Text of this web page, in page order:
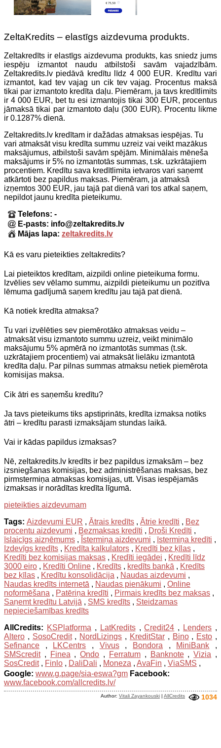
ZeltaKredits – elastīgs aizdevuma produkts.
Zeltakredīts ir elastīgs aizdevuma produkts, kas sniedz jums
iespēju izmantot naudu atbilstoši savām vajadzībām.
Zeltakredits.lv piedāvā kredītu līdz 4 000 EUR. Kredītu vari
izmantot, kad tev vajag un cik tev vajag. Procentus maksā
tikai par izmantoto kredīta daļu. Piemēram, ja tavs kredītlimits
ir 4 000 EUR, bet tu esi izmantojis tikai 300 EUR, procentus
jāmaksā tikai par izmantoto daļu (300 EUR). Procentu likme
ir 0.1287% dienā.
Zeltakredits.lv kredītam ir dažādas atmaksas iespējas. Tu
vari atmaksāt visu kredīta summu uzreiz vai veikt mazākus
maksājumus, atbilstoši savām spējām. Minimālais mēneša
maksājums ir 5% no izmantotās summas, t.sk. uzkrātajiem
procentiem. Kredītu sava kredītlimita ietvaros vari saņemt
atkārtoti bez papildus maksas. Piemēram, ja atmaksā
izņemtos 300 EUR, jau tajā pat dienā vari tos atkal saņem,
nepildot jaunu kredīta pieteikumu.
Telefons: -
E-pasts: info@zeltakredits.lv
Mājas lapa: zeltakredits.lv
Kā es varu pieteikties zeltakredits?
Lai pieteiktos kredītam, aizpildi online pieteikuma formu.
Izvēlies sev vēlamo summu, aizpildi pieteikumu un pozitīva
lēmuma gadījumā saņem kredītu jau tajā pat dienā.
Kā notiek kredīta atmaksa?
Tu vari izvēlēties sev piemērotāko atmaksas veidu –
atmaksāt visu izmantoto summu uzreiz, veikt minimālo
maksājumu 5% apmērā no izmantotās summas (t.sk.
uzkrātajiem procentiem) vai atmaksāt lielāku izmantotā
kredīta daļu. Par pilnas summas atmaksu netiek piemērota
komisijas maksa.
Cik ātri es saņemšu kredītu?
Ja tavs pieteikums tiks apstiprināts, kredīta izmaksa notiks
ātri – kredītu parasti izmaksājam stundas laikā.
Vai ir kādas papildus izmaksas?
Nē, zeltakredits.lv kredīts ir bez papildus izmaksām – bez
izsniegšanas komisijas, bez administrēšanas maksas, bez
pirmstermiņa atmaksas komisijas, utt. Visas iespējamās
izmaksas ir norādītas kredīta līgumā.
pieteikties aizdevumam
Tags: Aizdevumi EUR , Ātrais kredīts , Ātrie kredīti , Bez
procentu aizdevumi , Bezmaksas kredīti , Droši Kredīti ,
īslaicīgs aizņēmums , Īstermiņa aizdevumi , īstermiņa kredīti ,
Izdevīgs kredīts , Kredīta kalkulators , Kredīti bez ķīlas ,
Kredīti bez komisijas maksas , Kredīti iegādei , Kredīti līdz
3000 eiro , Kredīti Online , Kredīts , kredīts bankā , Kredīts
bez ķīlas , Kredītu konsolidācija , Naudas aizdevumi ,
Naudas kredīts internetā , Naudas pienākumi , Online
noformēšana , Patēriņa kredīti , Pirmais kredīts bez maksas ,
Saņemt kredītu Latvijā , SMS kredīts , Steidzamas
nepieciešamības kredīts
AllCredits: KSPlatforma, LatKredits,Credit24 , Lenders ,
Altero , SosoCredit, NordLizings , KreditStar, Bino, Esto ,
Sefinance , LKCentrs , Vivus, Bondora , MiniBank ,
SMScredit, Finea,Ondo , Ferratum, Banknote,Vizia ,
SosCredit, Finlo , DaliDali , Moneza , AvaFin , ViaSMS ,
Google: www.g.page/sia-eswa?gm Facebook:
www.facebook.com/allcredits.lv/
1034
Author: Vitali Zayankouski AllCredits